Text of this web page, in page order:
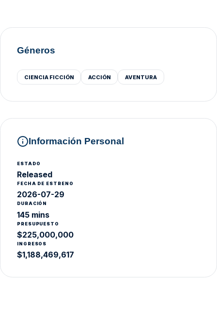
Géneros
CIENCIA FICCIÓN ACCIÓN AVENTURA
Información Personal
ESTADO
Released
FECHA DE ESTRENO
2026-07-29
DURACIÓN
145 mins
PRESUPUESTO
$225,000,000
INGRESOS
$1,188,469,617